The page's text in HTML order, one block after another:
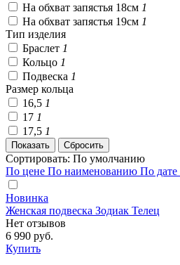
На обхват запястья 18см 1
На обхват запястья 19см 1
Тип изделия
Браслет 1
Кольцо 1
Подвеска 1
Размер кольца
16,5 1
17 1
17,5 1
Сортировать: По умолчанию
По цене По наименованию По дате
Новинка
Женская подвеска Зодиак Телец
Нет отзывов
6 990 руб.
Купить